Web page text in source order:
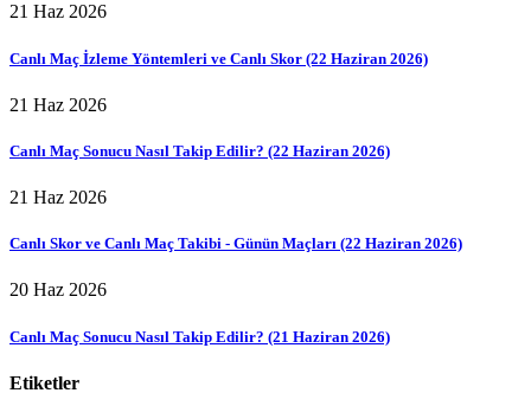
21 Haz 2026
Canlı Maç İzleme Yöntemleri ve Canlı Skor (22 Haziran 2026)
21 Haz 2026
Canlı Maç Sonucu Nasıl Takip Edilir? (22 Haziran 2026)
21 Haz 2026
Canlı Skor ve Canlı Maç Takibi - Günün Maçları (22 Haziran 2026)
20 Haz 2026
Canlı Maç Sonucu Nasıl Takip Edilir? (21 Haziran 2026)
Etiketler